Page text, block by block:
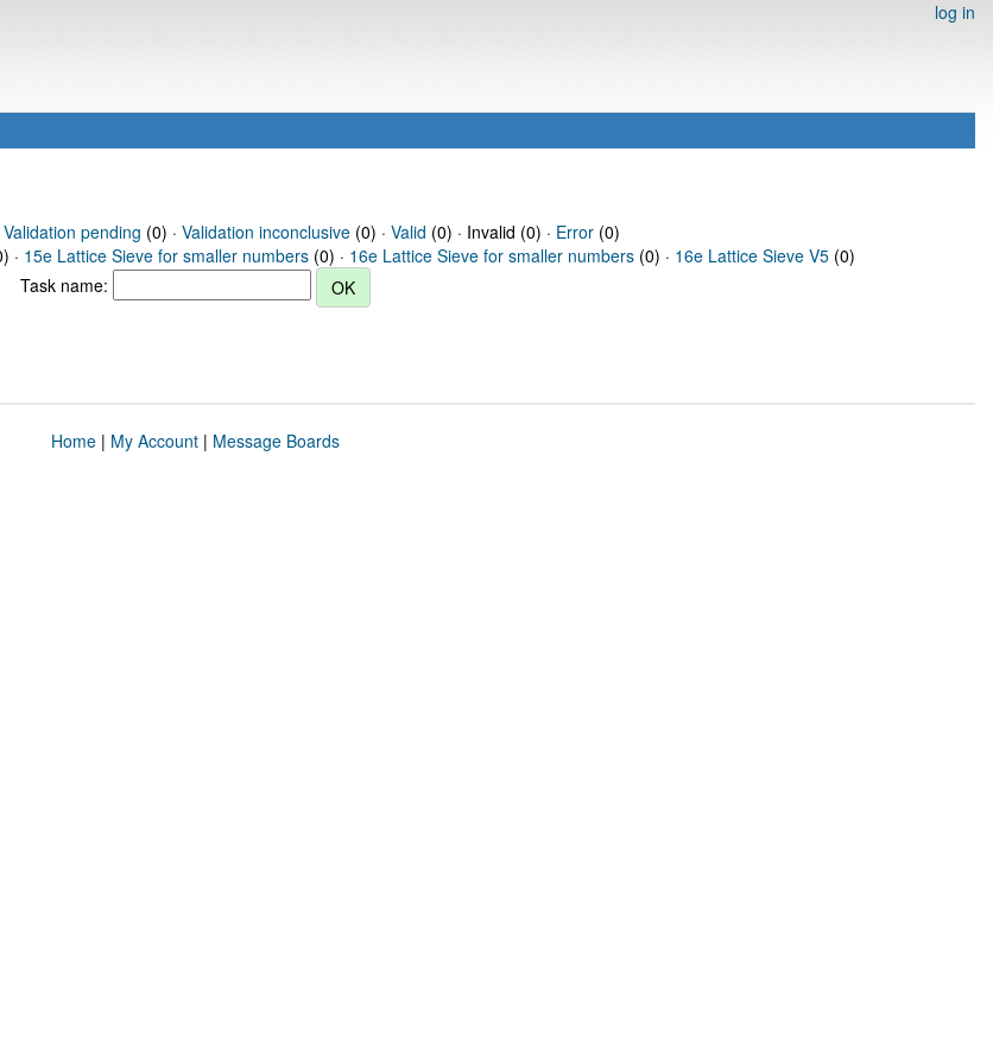
log in
Validation pending (0) · Validation inconclusive(0) · Valid (0) · Invalid (0) · Error(0)
· 15e Lattice Sieve for smaller numbers (0) · 16e Lattice Sieve for smaller numbers (0) · 16e Lattice Sieve V5 (0)
Task name:
Home| My Account| Message Boards